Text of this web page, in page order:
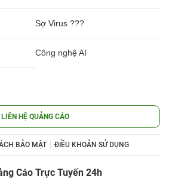
Sợ Virus ???
Công nghệ AI
LIÊN HỆ QUẢNG CÁO
BẢO MẬT ĐIỀU KHOẢN SỬ DỤNG
Cáo Trực Tuyến 24h